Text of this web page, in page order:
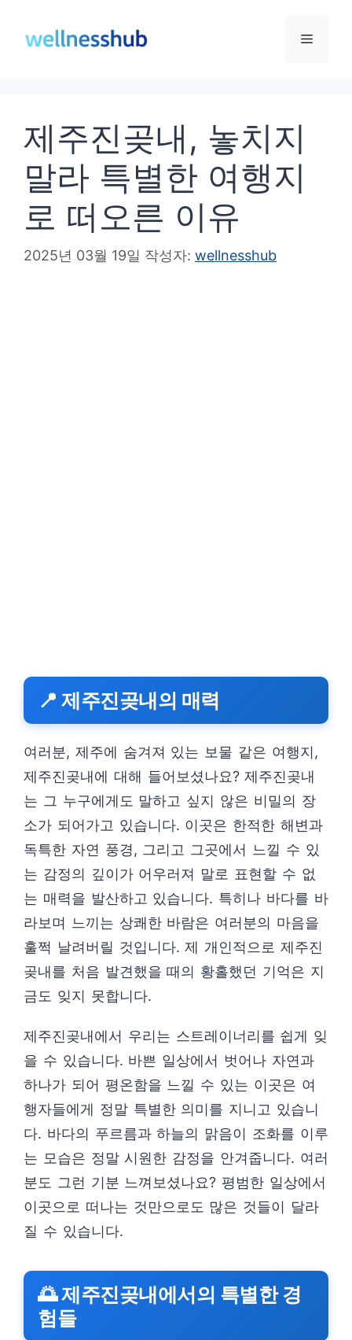
메
제주진곶내, 놓치지
말라 특별한 여행지
로 떠오른 이유
2025년 03월 19일 작성자: wellnesshub
📍 제주진곶내의 매력
여러분, 제주에 숨겨져 있는 보물 같은 여행지,
제주진곶내에 대해 들어보셨나요? 제주진곶내
는 그 누구에게도 말하고 싶지 않은 비밀의 장
소가 되어가고 있습니다. 이곳은 한적한 해변과
독특한 자연 풍경, 그리고 그곳에서 느낄 수 있
는 감정의 깊이가 어우러져 말로 표현할 수 없
는 매력을 발산하고 있습니다. 특히나 바다를 바
라보며 느끼는 상쾌한 바람은 여러분의 마음을
훌쩍 날려버릴 것입니다. 제 개인적으로 제주진
곶내를 처음 발견했을 때의 황홀했던 기억은 지
금도 잊지 못합니다.
제주진곶내에서 우리는 스트레이너리를 쉽게 잊
을 수 있습니다. 바쁜 일상에서 벗어나 자연과
하나가 되어 평온함을 느낄 수 있는 이곳은 여
행자들에게 정말 특별한 의미를 지니고 있습니
다. 바다의 푸르름과 하늘의 맑음이 조화를 이루
는 모습은 정말 시원한 감정을 안겨줍니다. 여러
분도 그런 기분 느껴보셨나요? 평범한 일상에서
이곳으로 떠나는 것만으로도 많은 것들이 달라
질 수 있습니다.
🌅 제주진곶내에서의 특별한 경
험들